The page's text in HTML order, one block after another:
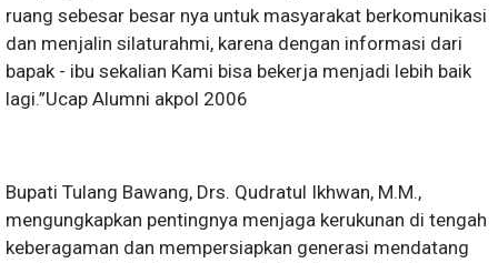
ruang sebesar besar nya untuk masyarakat berkomunikasi
dan menjalin silaturahmi, karena dengan informasi dari
bapak - ibu sekalian Kami bisa bekerja menjadi lebih baik
lagi.”Ucap Alumni akpol 2006
Bupati Tulang Bawang, Drs. Qudratul Ikhwan, M.M.,
mengungkapkan pentingnya menjaga kerukunan di tengah
keberagaman dan mempersiapkan generasi mendatang